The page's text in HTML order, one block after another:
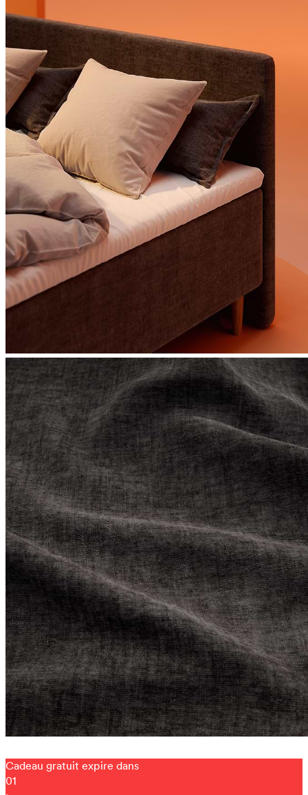
Cadeau gratuit expire dans
01